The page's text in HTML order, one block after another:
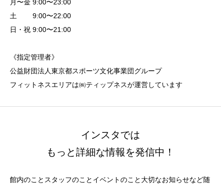
月〜金 9:00〜23:00
土 9:00〜22:00
日・祝 9:00〜21:00
《指定管理者》
公益財団法人東京都スポーツ文化事業団グループ
フィットネスエリアは㈱ティップネスが運営しています
インスタでは
もっと詳細な情報を発信中！
館内のことスタッフのことイベントのこと大切なお知らせなど随